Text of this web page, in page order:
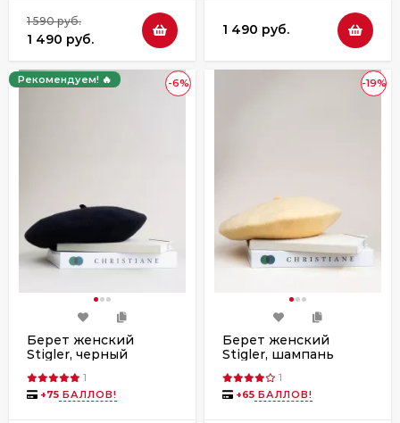
1 590 руб.
1 490 руб.
1 490 руб.
-6%
Рекомендуем! 🔥
Берет женский
Stigler, черный
1
+75 БАЛЛОВ!
-19%
Берет женский
Stigler, шампань
1
+65 БАЛЛОВ!